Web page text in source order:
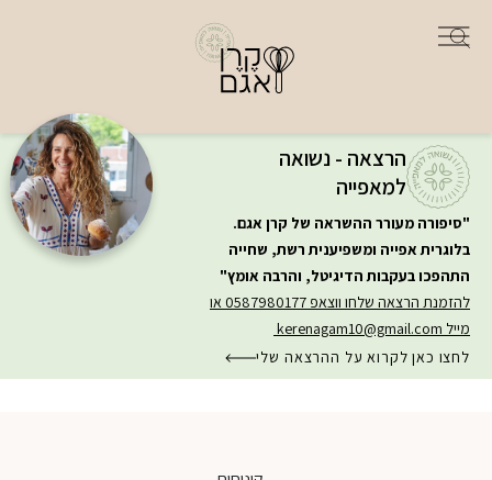
הרצאה - נשואה
למאפייה
"סיפורה מעורר ההשראה של קרן אגם.
בלוגרית אפייה ומשפיענית רשת, שחייה
התהפכו בעקבות הדיגיטל, והרבה אומץ"
להזמנת הרצאה שלחו ווצאפ 0587980177 או
מייל kerenagam10@gmail.com
לחצו כאן לקרוא על ההרצאה שלי